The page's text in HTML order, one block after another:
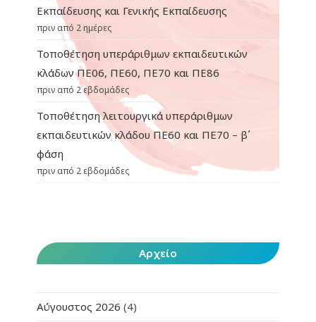
Εκπαίδευσης και Γενικής Εκπαίδευσης
πριν από 2 ημέρες
Τοποθέτηση υπεράριθμων εκπαιδευτικών
κλάδων ΠΕ06, ΠΕ60, ΠΕ70 και ΠΕ86
πριν από 2 εβδομάδες
Τοποθέτηση λειτουργικά υπεράριθμων
εκπαιδευτικών κλάδου ΠΕ60 και ΠΕ70 – β΄
φάση
πριν από 2 εβδομάδες
Αρχείο
Αύγουστος 2026 (4)